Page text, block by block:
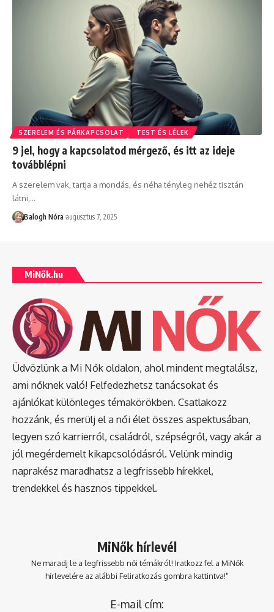
SZERELEM ÉS PÁRKAPCSOLAT TEST ÉS LÉLEK
9 jel, hogy a kapcsolatod mérgező, és itt az ideje
továbblépni
A szerelem vak, tartja a mondás, és néha tényleg nehéz tisztán
látni, …
Balogh Nóra augusztus 7, 2025
MiNők.hu
Üdvözlünk a Mi Nők oldalon, ahol mindent megtalálsz,
ami nőknek való! Felfedezhetsz tanácsokat és
ajánlókat különleges témakörökben. Csatlakozz
hozzánk, és merülj el a női élet összes aspektusában,
legyen szó karrierről, családról, szépségről, vagy akár a
jól megérdemelt kikapcsolódásról. Velünk mindig
naprakész maradhatsz a legfrissebb hírekkel,
trendekkel és hasznos tippekkel.
MiNők hírlevél
Ne maradj le a legfrissebb női témákról! Iratkozz fel a MiNők
hírlevelére az alábbi Feliratkozás gombra kattintva!"
E-mail cím: